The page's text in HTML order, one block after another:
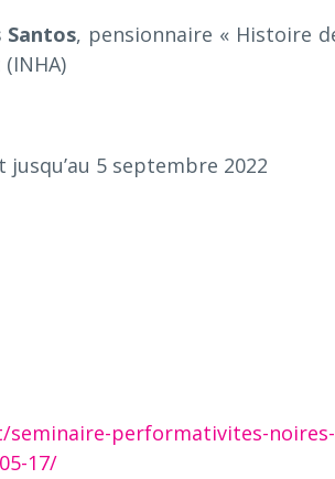
Santos, pensionnaire « Histoire
5 septembre 2022
performativites-
17/